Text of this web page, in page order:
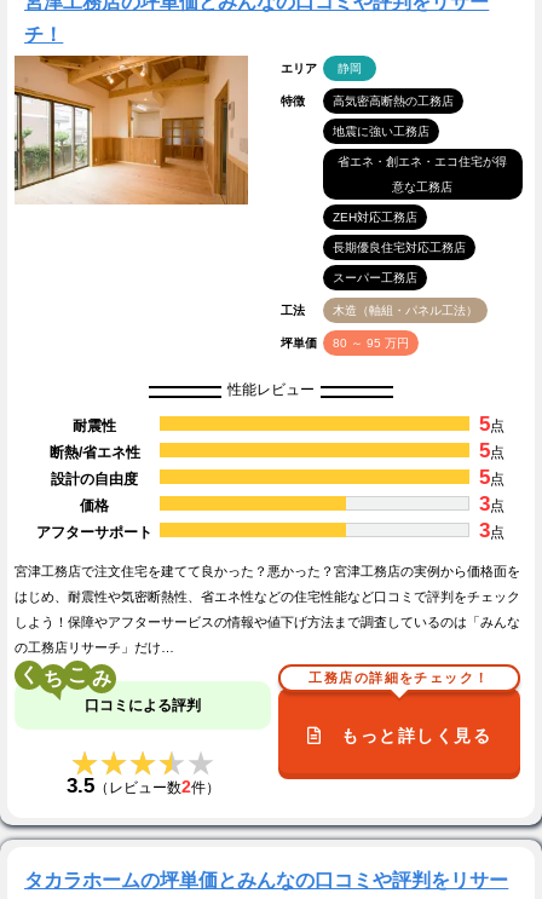
チ！
エリア 静岡
特徴 高気密高断熱の工務店
地震に強い工務店
省エネ・創エネ・エコ住宅が得
意な工務店
ZEH対応工務店
長期優良住宅対応工務店
スーパー工務店
工法 木造（軸組・パネル工法）
坪単価 80 ～ 95 万円
性能レビュー
耐震性 5点
断熱/省エネ性
5点
設計の自由度
5点
価格
3点
アフターサポート
3点
宮津工務店で注文住宅を建てて良かった？悪かった？宮津工務店の実例から価格面を
はじめ、耐震性や気密断熱性、省エネ性などの住宅性能など口コミで評判をチェック
しよう！保障やアフターサービスの情報や値下げ方法まで調査しているのは「みんな
の工務店リサーチ」だけ…
く こ
口コミによる評判
★★★★★
★★★★★
3.5（レビュー数2件）
工務店の詳細をチェック！
もっと詳しく見る
タカラホームの坪単価とみんなの口コミや評判をリサー